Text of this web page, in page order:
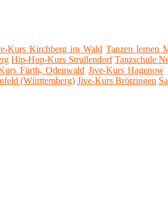
Kurs Kirchberg im Wald Tanzen lernen
Hip-Hop-Kurs Strullendorf Tanzschule
Fürth, Odenwald Jive-Kurs Hagenow
(Württemberg) Jive-Kurs Brötzingen